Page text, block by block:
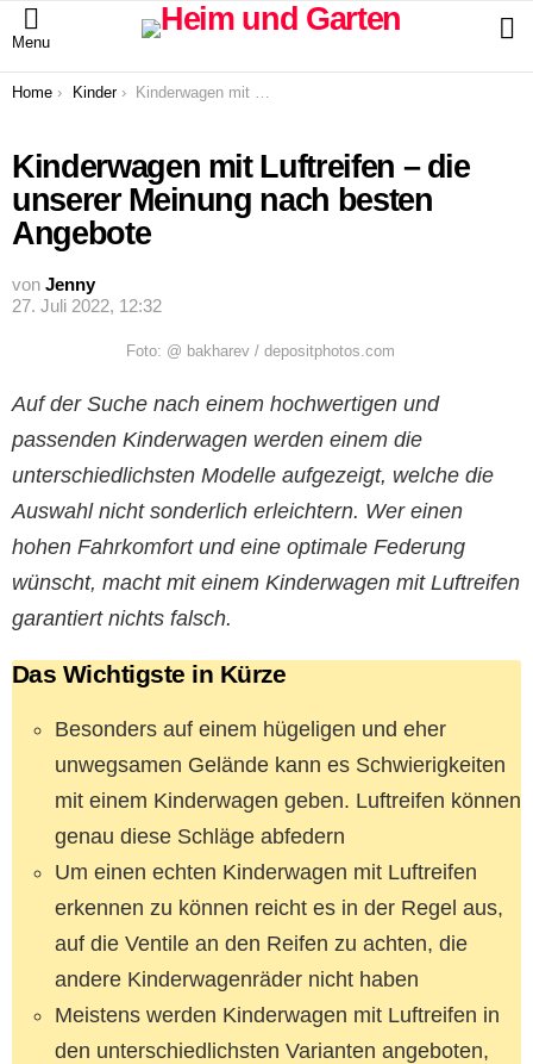
Menu
You are here:
Home Kinder Kinderwagen mit Luftreifen – die unserer Meinung nach besten Angebote
Kinderwagen mit Luftreifen – die
unserer Meinung nach besten
Angebote
von Jenny
27. Juli 2022, 12:32
Foto: @ bakharev / depositphotos.com
Auf der Suche nach einem hochwertigen und
passenden Kinderwagen werden einem die
unterschiedlichsten Modelle aufgezeigt, welche die
Auswahl nicht sonderlich erleichtern. Wer einen
hohen Fahrkomfort und eine optimale Federung
wünscht, macht mit einem Kinderwagen mit Luftreifen
garantiert nichts falsch.
Das Wichtigste in Kürze
Besonders auf einem hügeligen und eher
unwegsamen Gelände kann es Schwierigkeiten
mit einem Kinderwagen geben. Luftreifen können
genau diese Schläge abfedern
Um einen echten Kinderwagen mit Luftreifen
erkennen zu können reicht es in der Regel aus,
auf die Ventile an den Reifen zu achten, die
andere Kinderwagenräder nicht haben
Meistens werden Kinderwagen mit Luftreifen in
den unterschiedlichsten Varianten angeboten,